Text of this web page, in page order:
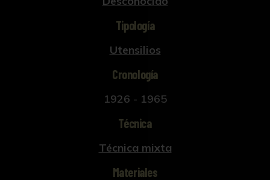
Tipología
Utensilios
Cronología
1926 - 1965
Técnica
Técnica mixta
Materiales